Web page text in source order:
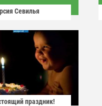
Севилья
праздник!